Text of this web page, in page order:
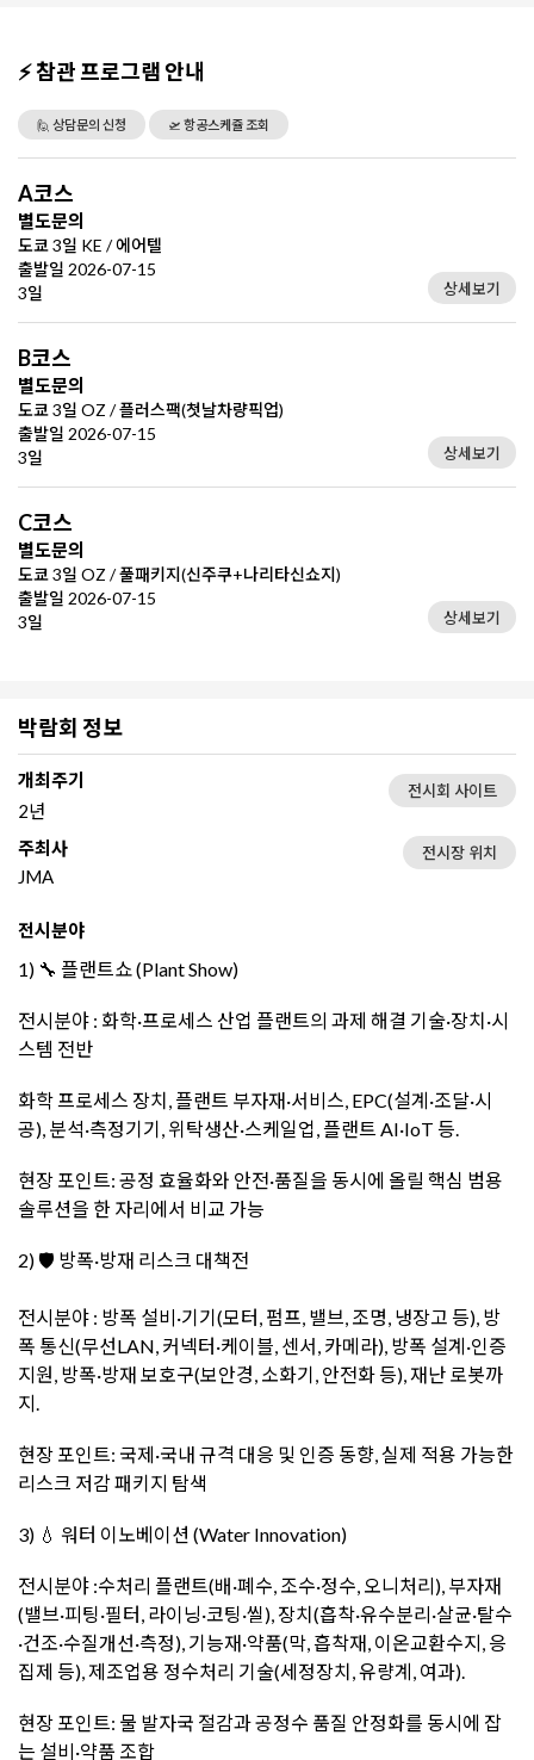
⚡ 참관 프로그램 안내
🙋 상담문의 신청 🛫 항공스케쥴 조회
A코스
별도문의
도쿄 3일 KE / 에어텔
출발일 2026-07-15
3일
상세보기
B코스
별도문의
도쿄 3일 OZ / 플러스팩(첫날차량픽업)
출발일 2026-07-15
3일
상세보기
C코스
별도문의
도쿄 3일 OZ / 풀패키지(신주쿠+나리타신쇼지)
출발일 2026-07-15
3일
상세보기
박람회 정보
개최주기
2년
전시회 사이트
주최사
JMA
전시장 위치
전시분야
1) 🔧 플랜트쇼 (Plant Show)
전시분야 : 화학·프로세스 산업 플랜트의 과제 해결 기술·장치·시
스템 전반
화학 프로세스 장치, 플랜트 부자재·서비스, EPC(설계·조달·시
공), 분석·측정기기, 위탁생산·스케일업, 플랜트 AI·IoT 등.
현장 포인트: 공정 효율화와 안전·품질을 동시에 올릴 핵심 범용
솔루션을 한 자리에서 비교 가능
2) 🛡️ 방폭·방재 리스크 대책전
전시분야 : 방폭 설비·기기(모터, 펌프, 밸브, 조명, 냉장고 등), 방
폭 통신(무선LAN, 커넥터·케이블, 센서, 카메라), 방폭 설계·인증
지원, 방폭·방재 보호구(보안경, 소화기, 안전화 등), 재난 로봇까
지.
현장 포인트: 국제·국내 규격 대응 및 인증 동향, 실제 적용 가능한
리스크 저감 패키지 탐색
3) 💧 워터 이노베이션 (Water Innovation)
전시분야 :수처리 플랜트(배·폐수, 조수·정수, 오니처리), 부자재
(밸브·피팅·필터, 라이닝·코팅·씰), 장치(흡착·유수분리·살균·탈수
·건조·수질개선·측정), 기능재·약품(막, 흡착재, 이온교환수지, 응
집제 등), 제조업용 정수처리 기술(세정장치, 유량계, 여과).
현장 포인트: 물 발자국 절감과 공정수 품질 안정화를 동시에 잡
는 설비·약품 조합